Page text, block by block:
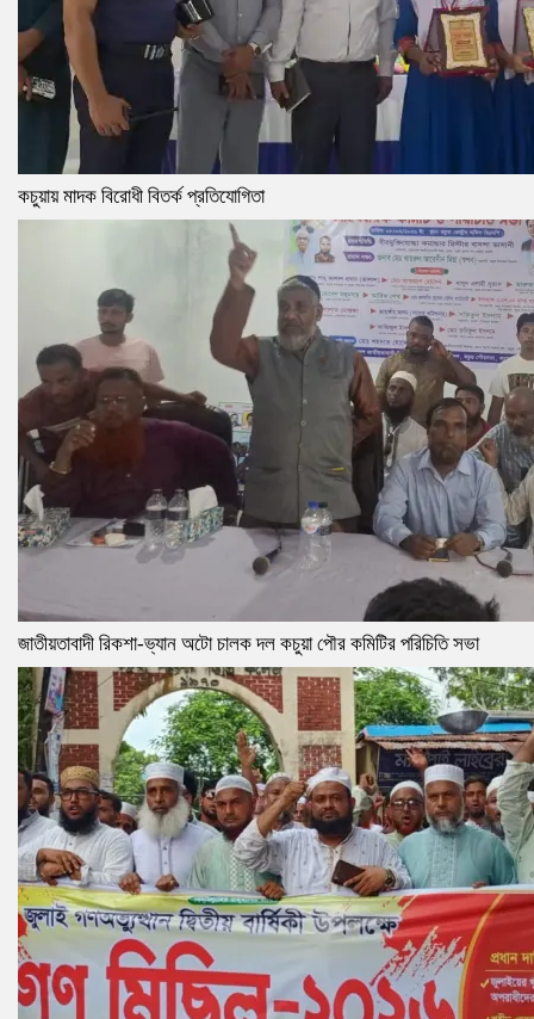
কচুয়ায় মাদক বিরোধী বিতর্ক প্রতিযোগিতা
জাতীয়তাবাদী রিকশা-ভ্যান অটো চালক দল কচুয়া পৌর কমিটির পরিচিতি সভা